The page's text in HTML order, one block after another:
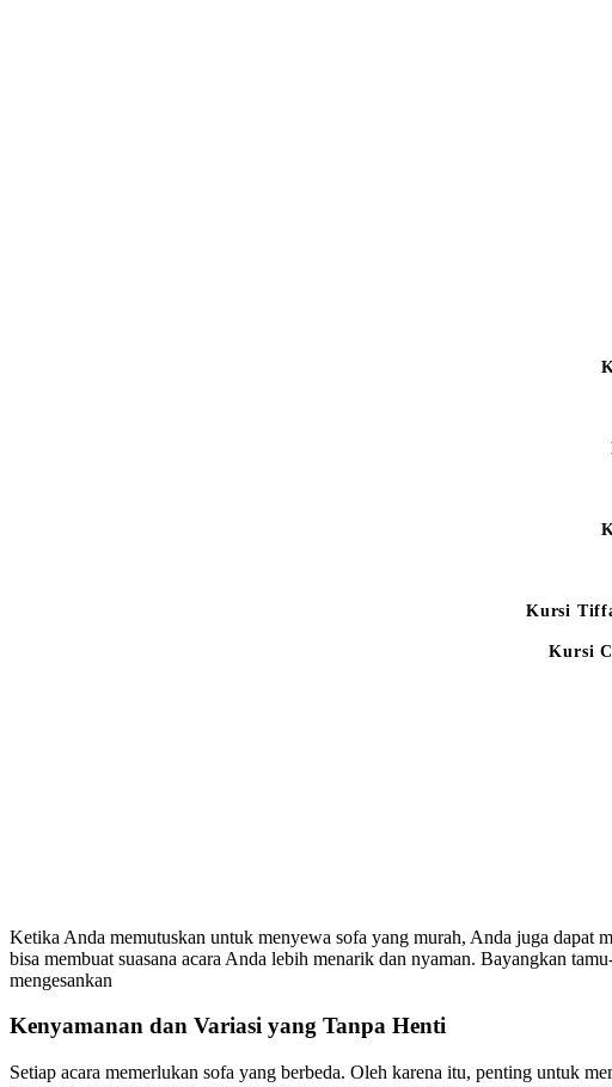
Kursi
Kursi
Ketika Anda memutuskan untuk menyewa sofa yang murah, Anda juga dapat
bisa membuat suasana acara Anda lebih menarik dan nyaman. Bayangkan
mengesankan
Kenyamanan dan Variasi yang Tanpa Henti
Setiap acara memerlukan sofa yang berbeda. Oleh karena itu, penting untuk